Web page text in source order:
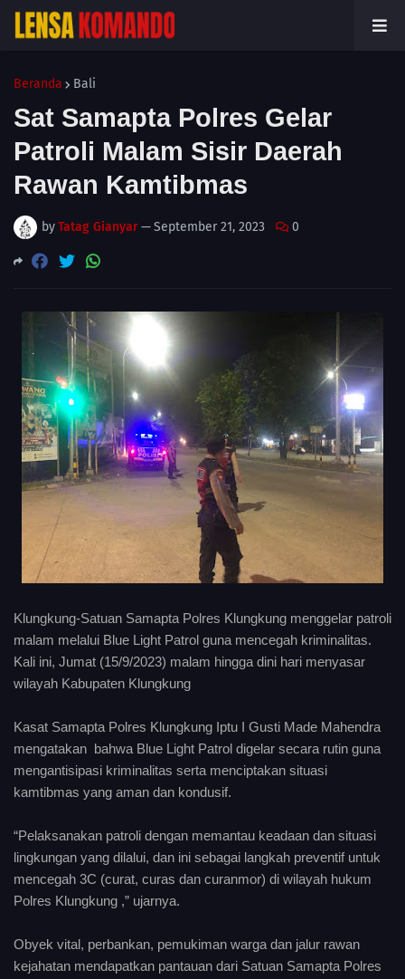
Beranda Bali
Sat Samapta Polres Gelar
Patroli Malam Sisir Daerah
Rawan Kamtibmas
byTatag Gianyar—September 21, 2023 0
Klungkung-Satuan Samapta Polres Klungkung menggelar patroli
malam melalui Blue Light Patrol guna mencegah kriminalitas.
Kali ini, Jumat (15/9/2023) malam hingga dini hari menyasar
wilayah Kabupaten Klungkung
Kasat Samapta Polres Klungkung Iptu I Gusti Made Mahendra
mengatakan bahwa Blue Light Patrol digelar secara rutin guna
mengantisipasi kriminalitas serta menciptakan situasi
kamtibmas yang aman dan kondusif.
“Pelaksanakan patroli dengan memantau keadaan dan situasi
lingkungan yang dilalui, dan ini sebagai langkah preventif untuk
mencegah 3C (curat, curas dan curanmor) di wilayah hukum
Polres Klungkung ,” ujarnya.
Obyek vital, perbankan, pemukiman warga dan jalur rawan
kejahatan mendapatkan pantauan dari Satuan Samapta Polres